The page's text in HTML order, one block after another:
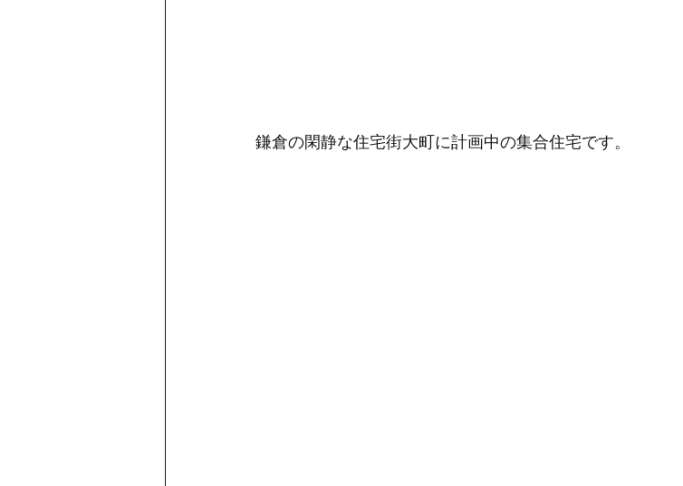
鎌倉の閑静な住宅街大町に計画中の集合住宅です。